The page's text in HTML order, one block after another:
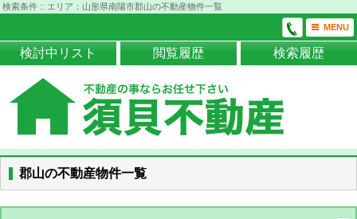
検索条件 :: エリア：山形県南陽市郡山の不動産物件一覧
MENU
検討中リスト 閲覧履歴 検索履歴
郡山の不動産物件一覧